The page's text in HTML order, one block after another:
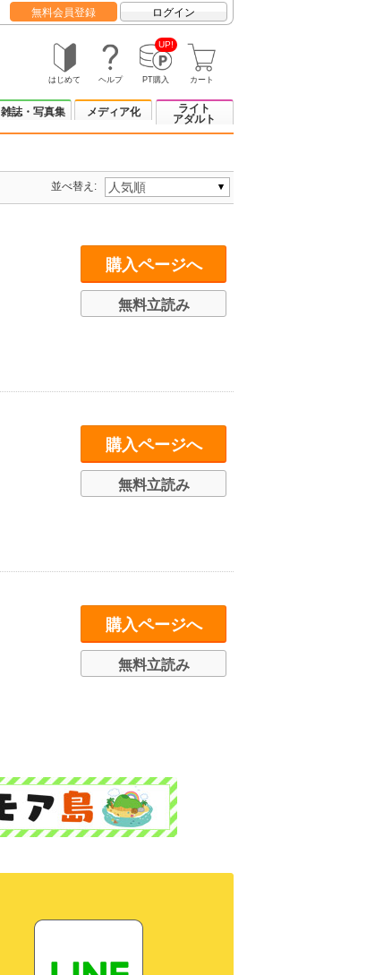
無料会員登録 ログイン
はじめて ヘルプ
UP!
PT購入 カート
雑誌・写真集 メディア化
ライト
アダルト
並べ替え:
購入ページへ
無料立読み
購入ページへ
無料立読み
購入ページへ
無料立読み